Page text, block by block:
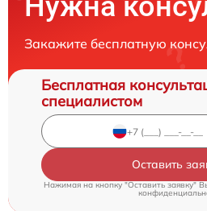
Закажите бесплатную
Бесплатная
специалистом
Оставить
Нажимая на кнопку "Оставить заявку"